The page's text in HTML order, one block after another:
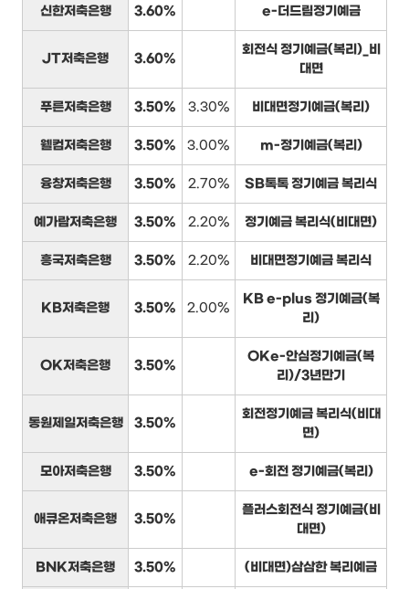
신한저축은행 3.60% e-더드림정기예금
JT저축은행 3.60%
회전식 정기예금(복리)_비
대면
푸른저축은행 3.50% 3.30% 비대면정기예금(복리)
웰컴저축은행 3.50% 3.00% m-정기예금(복리)
융창저축은행 3.50% 2.70% SB톡톡 정기예금 복리식
예가람저축은행 3.50% 2.20% 정기예금 복리식(비대면)
흥국저축은행 3.50% 2.20% 비대면정기예금 복리식
KB저축은행 3.50% 2.00%
KB e-plus 정기예금(복
리)
OK저축은행 3.50%
OKe-안심정기예금(복
리)/3년만기
동원제일저축은행 3.50%
회전정기예금 복리식(비대
면)
모아저축은행 3.50% e-회전 정기예금(복리)
애큐온저축은행 3.50%
플러스회전식 정기예금(비
대면)
BNK저축은행 3.50% (비대면)삼삼한 복리예금